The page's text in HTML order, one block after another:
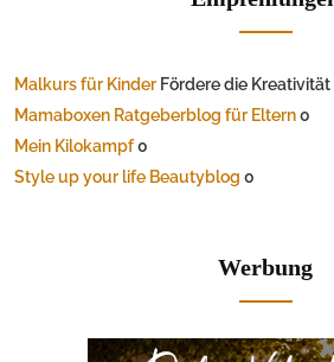
Malkurs für Kinder Fördere die Kreativität
Mamaboxen Ratgeberblog für Eltern0
Mein Kilokampf0
Style up your life Beautyblog 0
Werbung